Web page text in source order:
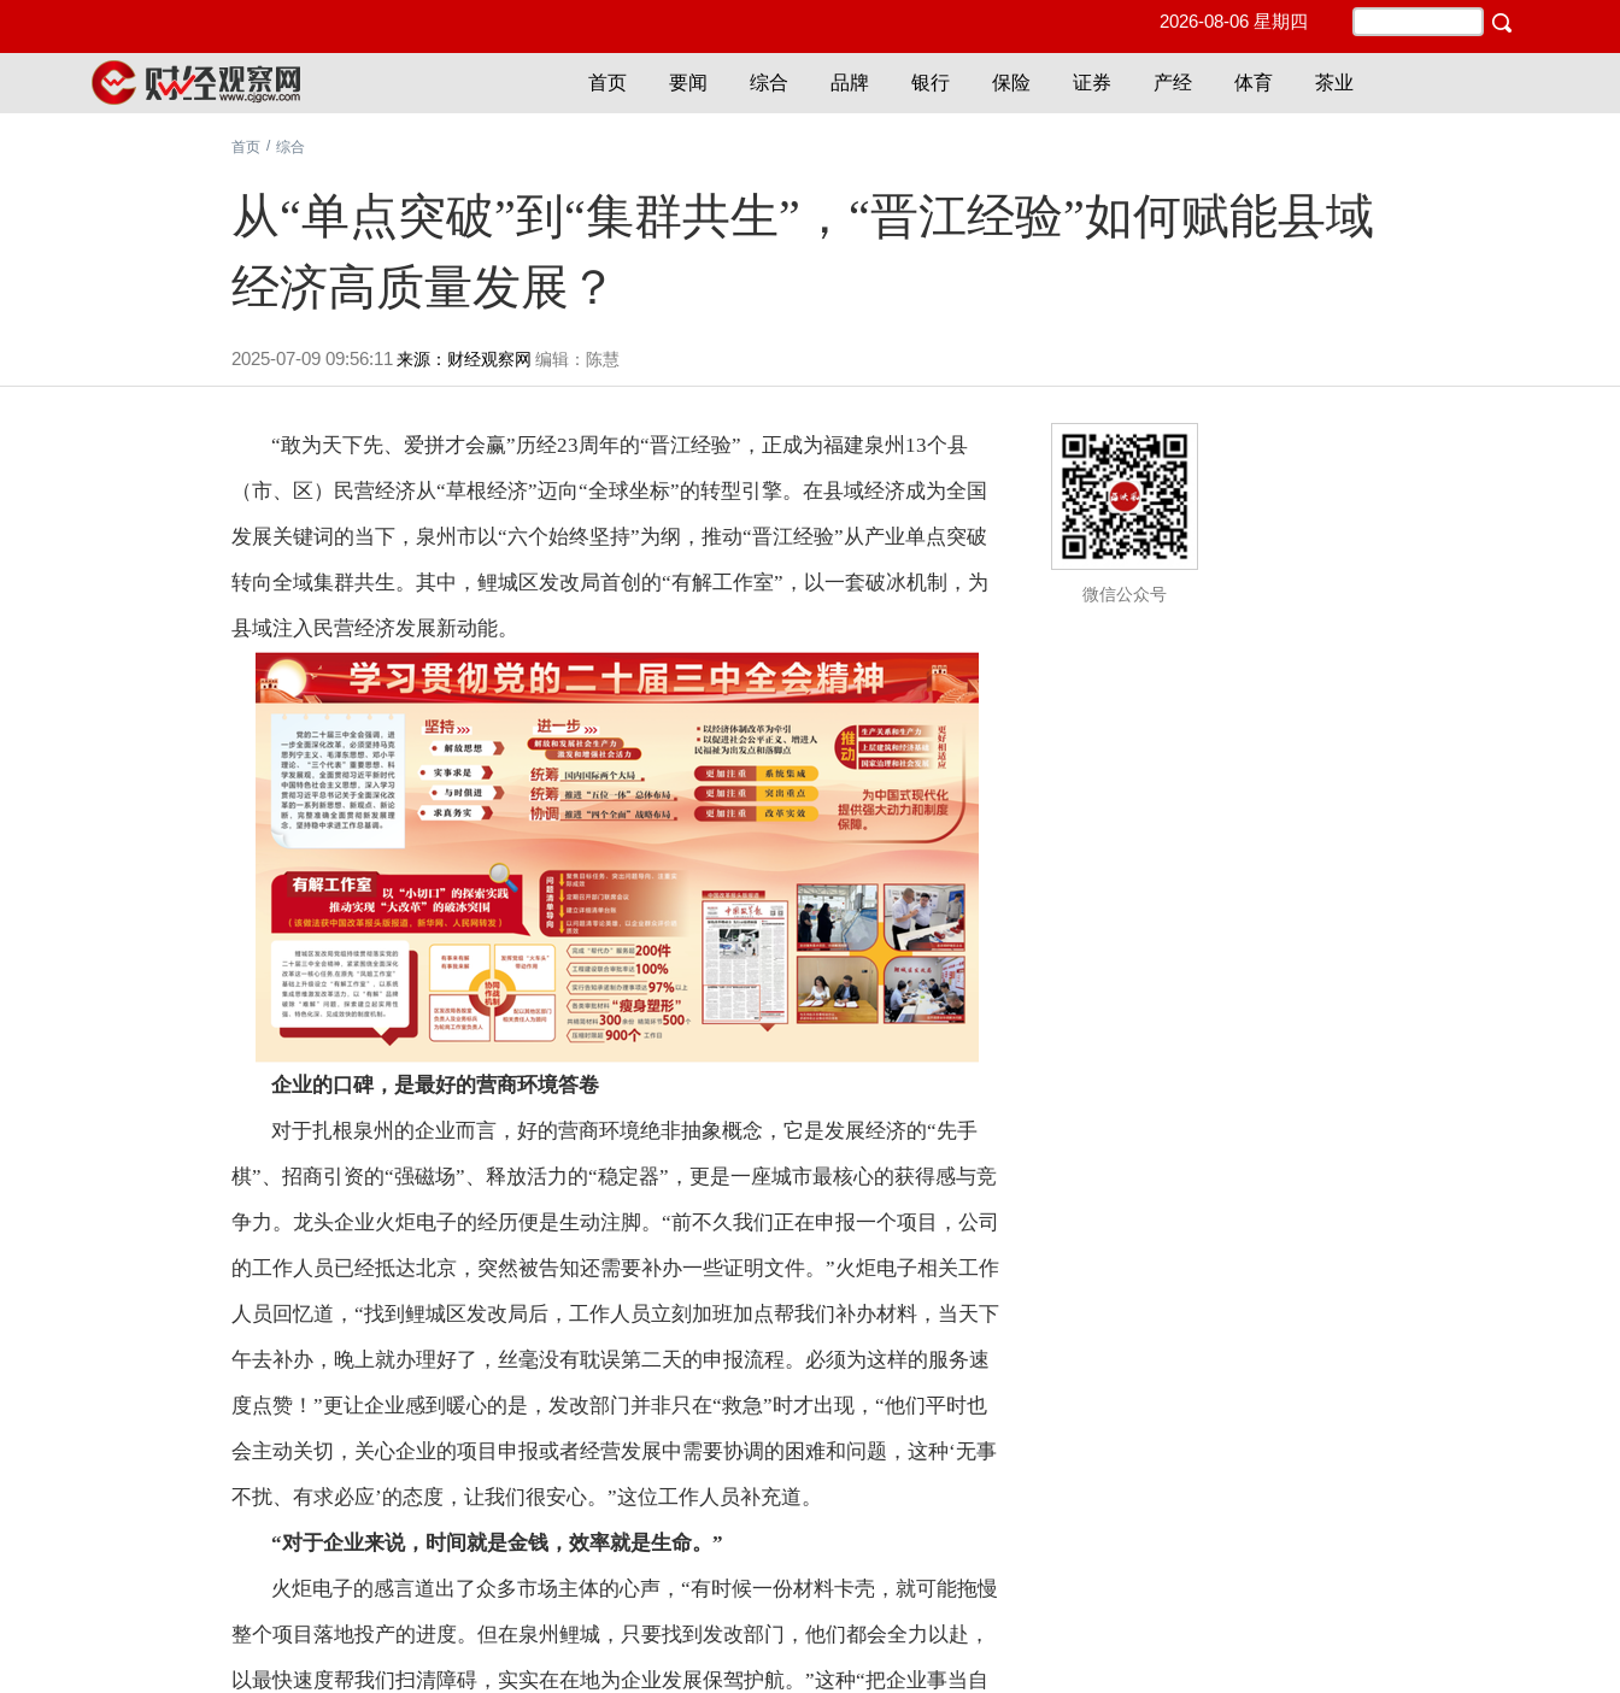
2026-08-06 星期四
首页 要闻 综合 品牌 银行 保险 证券 产经 体育 茶业
首页 / 综合
从“单点突破”到“集群共生”，“晋江经验”如何赋能县域
经济高质量发展？
2025-07-09 09:56:11 来源：财经观察网 编辑：陈慧
“敢为天下先、爱拼才会赢”历经23周年的“晋江经验”，正成为福建泉州13个县
（市、区）民营经济从“草根经济”迈向“全球坐标”的转型引擎。在县域经济成为全国
发展关键词的当下，泉州市以“六个始终坚持”为纲，推动“晋江经验”从产业单点突破
转向全域集群共生。其中，鲤城区发改局首创的“有解工作室”，以一套破冰机制，为
县域注入民营经济发展新动能。
企业的口碑，是最好的营商环境答卷
对于扎根泉州的企业而言，好的营商环境绝非抽象概念，它是发展经济的“先手
棋”、招商引资的“强磁场”、释放活力的“稳定器”，更是一座城市最核心的获得感与竞
争力。龙头企业火炬电子的经历便是生动注脚。“前不久我们正在申报一个项目，公司
的工作人员已经抵达北京，突然被告知还需要补办一些证明文件。”火炬电子相关工作
人员回忆道，“找到鲤城区发改局后，工作人员立刻加班加点帮我们补办材料，当天下
午去补办，晚上就办理好了，丝毫没有耽误第二天的申报流程。必须为这样的服务速
度点赞！”更让企业感到暖心的是，发改部门并非只在“救急”时才出现，“他们平时也
会主动关切，关心企业的项目申报或者经营发展中需要协调的困难和问题，这种‘无事
不扰、有求必应’的态度，让我们很安心。”这位工作人员补充道。
“对于企业来说，时间就是金钱，效率就是生命。”
火炬电子的感言道出了众多市场主体的心声，“有时候一份材料卡壳，就可能拖慢
整个项目落地投产的进度。但在泉州鲤城，只要找到发改部门，他们都会全力以赴，
以最快速度帮我们扫清障碍，实实在在地为企业发展保驾护航。”这种“把企业事当自
微信公众号